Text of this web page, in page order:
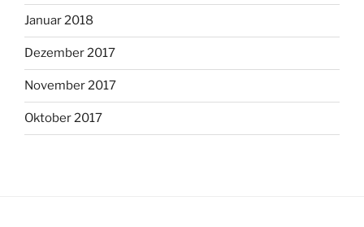
Januar 2018
Dezember 2017
November 2017
Oktober 2017